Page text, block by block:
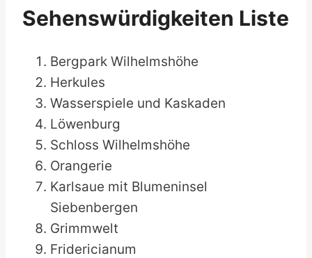
Sehenswürdigkeiten Liste
Bergpark Wilhelmshöhe
Herkules
Wasserspiele und Kaskaden
Löwenburg
Schloss Wilhelmshöhe
Orangerie
Karlsaue mit Blumeninsel
Siebenbergen
Grimmwelt
Fridericianum